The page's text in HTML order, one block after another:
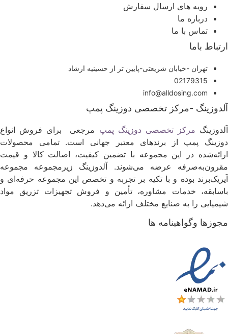
رویه های ارسال سفارش
درباره ما
تماس با ما
ارتباط باما
تهران -خیابان شریعتی-پایین تر از حسینیه ارشاد
02179315
info@alldosing.com
آلدوزینگ -مرکز تخصصی دوزینگ پمپ
مرکز تخصصی دوزینگ پمپ مرجعی برای فروش انواع
دوزینگ پمپ از برندهای معتبر جهانی است. تمامی محصولات
ارائه‌شده در این مجموعه با تضمین کیفیت، اصالت کالا و قیمت
مقرون‌به‌صرفه عرضه می‌شوند. آلدوزینگ زیرمجموعه مجموعه
آیریک‌برند بوده و با تکیه بر تجربه و تخصص این مجموعه حرفه‌ای و
باسابقه، خدمات مشاوره، تأمین و فروش تجهیزات تزریق مواد
شیمیایی را به صنایع مختلف ارائه می‌دهد.
مجوزها وگواهینامه ها